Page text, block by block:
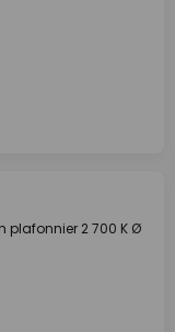
plafonnier 2 700 K Ø